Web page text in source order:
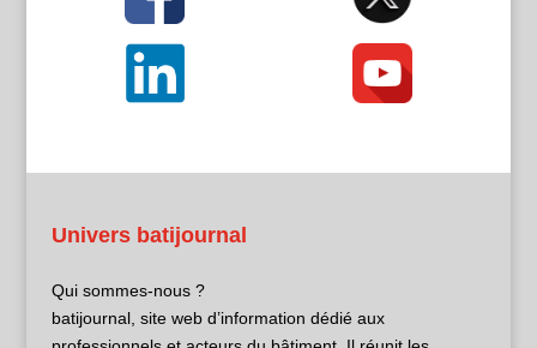
Univers batijournal
Qui sommes-nous ?
batijournal, site web d’information dédié aux